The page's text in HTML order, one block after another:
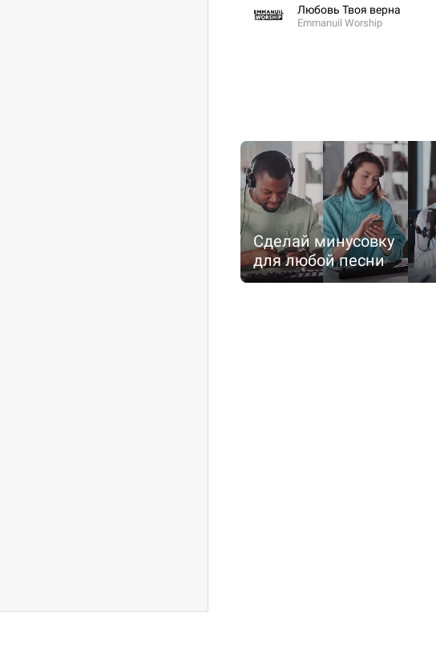
Любовь Твоя верна
Emmanuil Worship
Сделай минусовку
для любой песни